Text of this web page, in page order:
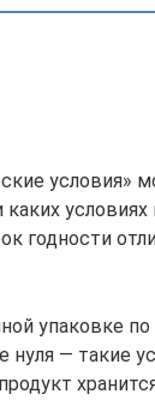
условия»
годности
упаковке по
нуля — такие